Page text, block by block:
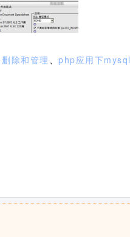
除和管理 、 php应用下